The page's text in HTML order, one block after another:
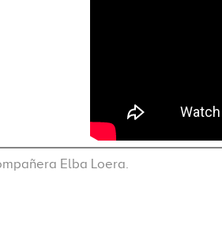
Elba Loera.